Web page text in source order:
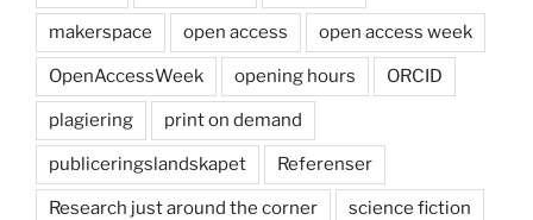
makerspace open access open access week
OpenAccessWeek opening hours ORCID
plagiering print on demand
publiceringslandskapet Referenser
Research just around the corner science fiction